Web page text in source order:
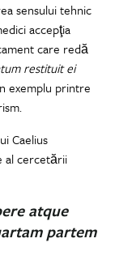
sensului tehnic
accepţia
care redă
restituit ei
exemplu printre
Caelius
al cercetării
atque
partem